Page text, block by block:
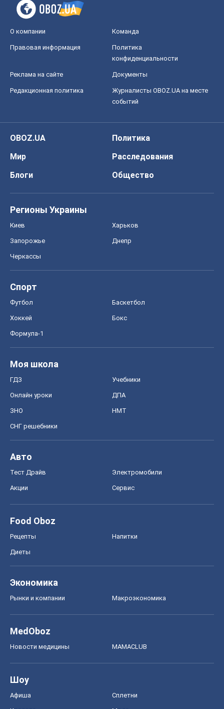
О компании Команда
Правовая информация
Политика
конфиденциальности
Реклама на сайте Документы
Редакционная политика
Журналисты OBOZ.UA на месте
событий
OBOZ.UA
Политика
Мир
Расследования
Блоги
Общество
Регионы Украины
Киев Харьков
Запорожье Днепр
Черкассы
Спорт
Футбол Баскетбол
Хоккей Бокс
Формула-1
Моя школа
ГДЗ Учебники
Онлайн уроки ДПА
ЗНО НМТ
СНГ решебники
Авто
Тест Драйв Электромобили
Акции Сервис
Food Oboz
Рецепты Напитки
Диеты
Экономика
Рынки и компании Mакроэкономика
MedOboz
Новости медицины MAMACLUB
Шоу
Афиша Сплетни